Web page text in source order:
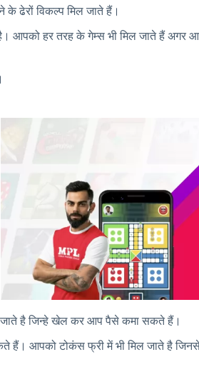
ढेरों विकल्प मिल जाते हैं।
आपको हर तरह के गेम्स भी मिल जाते हैं
जाते है जिन्हे खेल कर आप पैसे कमा सकते हैं।
आपको टोकंस फ्री में भी मिल जाते है